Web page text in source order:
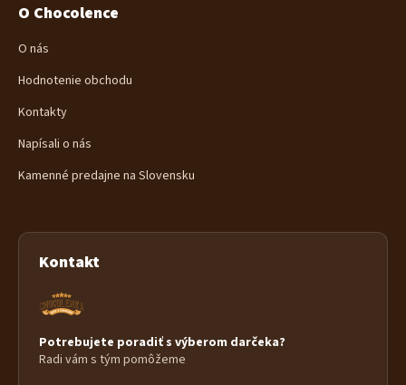
O Chocolence
O nás
Hodnotenie obchodu
Kontakty
Napísali o nás
Kamenné predajne na Slovensku
Kontakt
Potrebujete poradiť s výberom darčeka?
Radi vám s tým pomôžeme